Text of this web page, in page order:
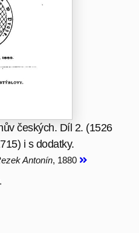
českých. Díl 2. (1526
i s dodatky.
Antonín, 1880